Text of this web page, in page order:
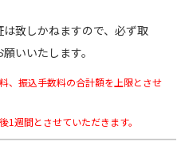
致しかねますので、必ず取
いいたします。
、振込手数料の合計額を上限とさせ
週間とさせていただきます。